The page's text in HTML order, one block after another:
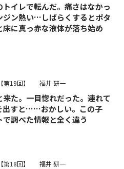
トイレで転んだ。痛さはなかっ
ジン熱い…しばらくするとポタ
床に真っ赤な液体が落ち始め
【第19回】 福井 研一
来た。一目惚れだった。連れて
出すと……おかしい。この子
で調べた情報と全く違う
【第18回】 福井 研一